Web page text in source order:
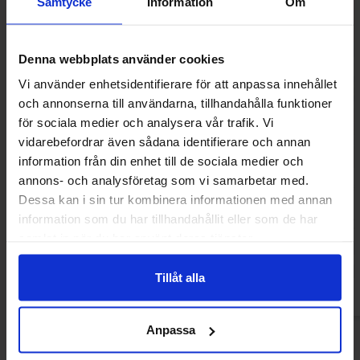
Denna webbplats använder cookies
Vi använder enhetsidentifierare för att anpassa innehållet
och annonserna till användarna, tillhandahålla funktioner
för sociala medier och analysera vår trafik. Vi
vidarebefordrar även sådana identifierare och annan
information från din enhet till de sociala medier och
annons- och analysföretag som vi samarbetar med.
Dessa kan i sin tur kombinera informationen med annan
information som du har tillhandahållit eller som de har
Tillåt alla
Anpassa
Gurleys Candy Corn 141g
26.90 kr
Nerds Gummy
Køb